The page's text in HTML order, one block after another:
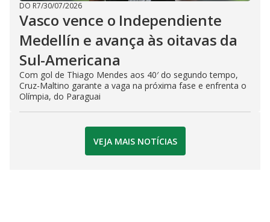
DO R7/30/07/2026
Vasco vence o Independiente
Medellín e avança às oitavas da
Sul-Americana
Com gol de Thiago Mendes aos 40′ do segundo tempo,
Cruz-Maltino garante a vaga na próxima fase e enfrenta o
Olímpia, do Paraguai
VEJA MAIS NOTÍCIAS